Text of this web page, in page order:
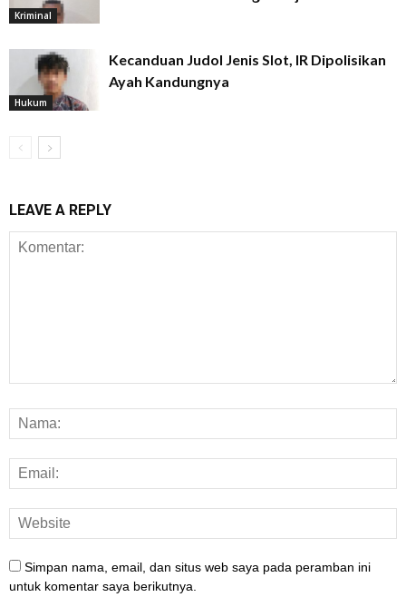
Kriminal
Hukum
Kecanduan Judol Jenis Slot, IR Dipolisikan
Ayah Kandungnya
LEAVE A REPLY
Simpan nama, email, dan situs web saya pada peramban ini
untuk komentar saya berikutnya.